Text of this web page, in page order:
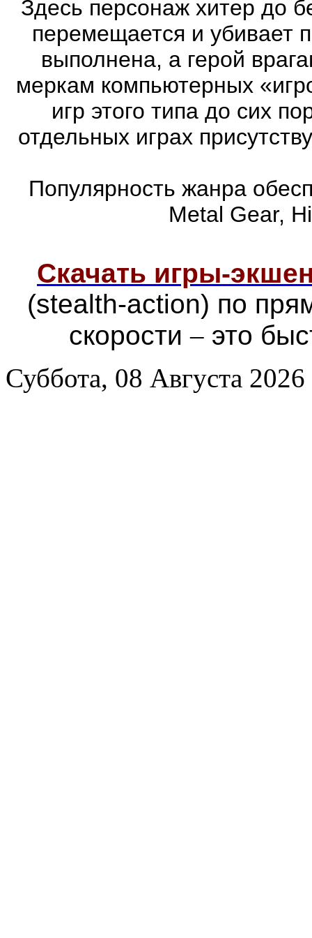
Здесь персонаж хитер до
перемещается и убивает
выполнена, а герой
меркам компьютерных
игр этого типа до сих
отдельных играх
Популярность жанра
Metal Gear,
Скачать игры-
(stealth-action) по
скорости– это
Суббота, 08 Августа 2026